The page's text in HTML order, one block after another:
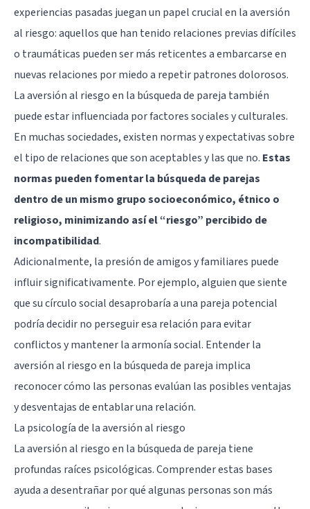
experiencias pasadas juegan un papel crucial en la aversión
al riesgo: aquellos que han tenido relaciones previas difíciles
o traumáticas pueden ser más reticentes a embarcarse en
nuevas relaciones por miedo a repetir patrones dolorosos.
La aversión al riesgo en la búsqueda de pareja también
puede estar influenciada por factores sociales y culturales.
En muchas sociedades, existen normas y expectativas sobre
el tipo de relaciones que son aceptables y las que no. Estas
normas pueden fomentar la búsqueda de parejas
dentro de un mismo grupo socioeconómico, étnico o
religioso, minimizando así el “riesgo” percibido de
incompatibilidad.
Adicionalmente, la presión de amigos y familiares puede
influir significativamente. Por ejemplo, alguien que siente
que su círculo social desaprobaría a una pareja potencial
podría decidir no perseguir esa relación para evitar
conflictos y mantener la armonía social. Entender la
aversión al riesgo en la búsqueda de pareja implica
reconocer cómo las personas evalúan las posibles ventajas
y desventajas de entablar una relación.
La psicología de la aversión al riesgo
La aversión al riesgo en la búsqueda de pareja tiene
profundas raíces psicológicas. Comprender estas bases
ayuda a desentrañar por qué algunas personas son más